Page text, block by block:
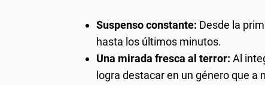
Suspenso constante: Desde la
hasta los últimos minutos.
Una mirada fresca al terror: Al
logra destacar en un género que